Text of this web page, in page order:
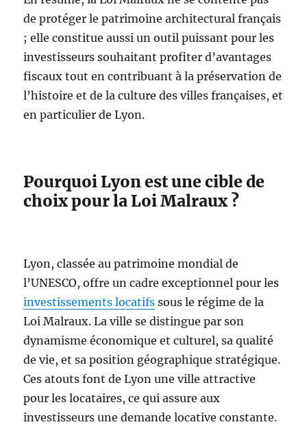
de protéger le patrimoine architectural français
; elle constitue aussi un outil puissant pour les
investisseurs souhaitant profiter d’avantages
fiscaux tout en contribuant à la préservation de
l’histoire et de la culture des villes françaises, et
en particulier de Lyon.
Pourquoi Lyon est une cible de
choix pour la Loi Malraux ?
Lyon, classée au patrimoine mondial de
l’UNESCO, offre un cadre exceptionnel pour les
investissements locatifs sous le régime de la
Loi Malraux. La ville se distingue par son
dynamisme économique et culturel, sa qualité
de vie, et sa position géographique stratégique.
Ces atouts font de Lyon une ville attractive
pour les locataires, ce qui assure aux
investisseurs une demande locative constante.